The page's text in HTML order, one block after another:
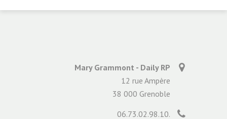
Mary Grammont - Daily RP
12 rue Ampère
38 000 Grenoble
06.73.02.98.10.